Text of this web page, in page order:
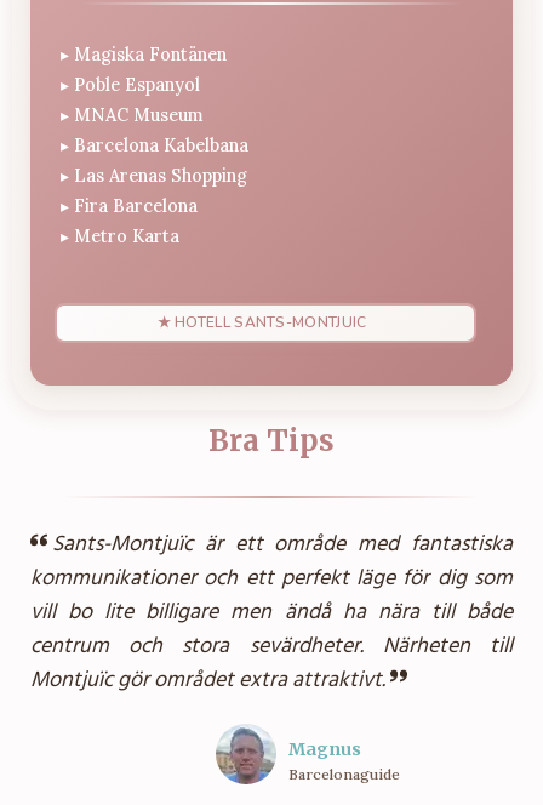
Bra Tips
Sants-Montjuïc är ett område med fantastiska
kommunikationer och ett perfekt läge för dig som
vill bo lite billigare men ändå ha nära till både
centrum och stora sevärdheter. Närheten till
Montjuïc gör området extra attraktivt.
Magnus
Barcelonaguide
▸ Magiska Fontänen
▸ Poble Espanyol
▸ MNAC Museum
▸ Barcelona Kabelbana
▸ Las Arenas Shopping
▸ Fira Barcelona
▸ Metro Karta
★ HOTELLSANTS-MONTJUIC